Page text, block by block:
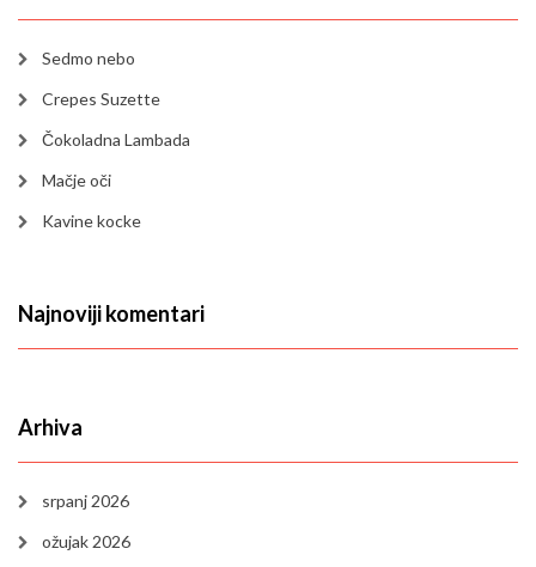
Sedmo nebo
Crepes Suzette
Čokoladna Lambada
Mačje oči
Kavine kocke
Najnoviji komentari
Arhiva
srpanj 2026
ožujak 2026